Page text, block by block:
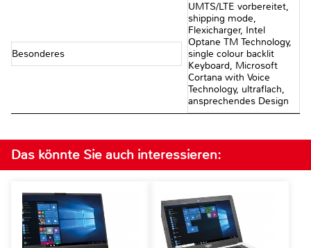
Besonderes
UMTS/LTE vorbereitet,
shipping mode,
Flexicharger, Intel
Optane TM Technology,
single colour backlit
Keyboard, Microsoft
Cortana with Voice
Technology, ultraflach,
ansprechendes Design
Das könnte Sie auch interessieren: